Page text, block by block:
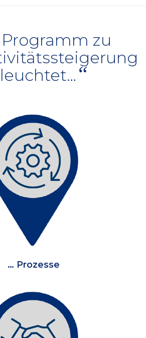
Programm zu
“
… Prozesse